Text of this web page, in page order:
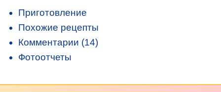
Приготовление
Похожие рецепты
Комментарии (14)
Фотоотчеты